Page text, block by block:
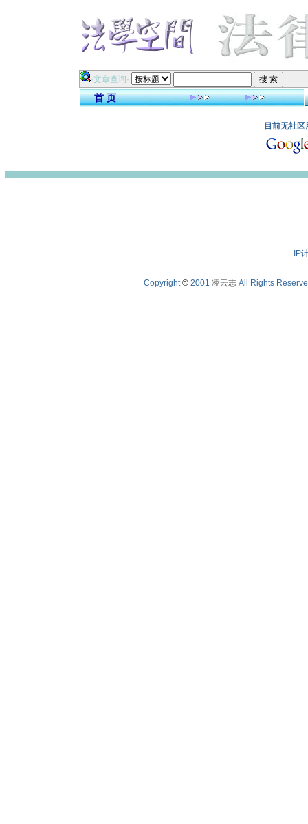
·文章查询·
首 页
目前无社
IP
Copyright© 2001 凌云志 All Rights